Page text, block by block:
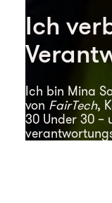
Ich
Ich bin Mina
von FairTech,
30 Under 30 –